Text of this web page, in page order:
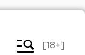
[18+]